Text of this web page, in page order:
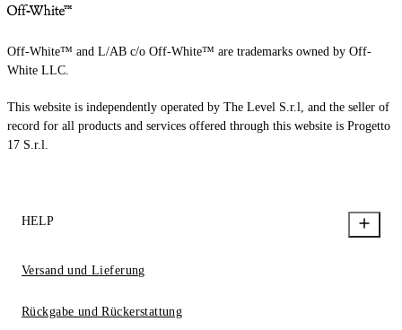
Off-White™ and L/AB c/o Off-White™ are trademarks owned by Off-
White LLC.
This website is independently operated by The Level S.r.l, and the seller of
record for all products and services offered through this website is Progetto
17 S.r.l.
HELP
Versand und Lieferung
Rückgabe und Rückerstattung